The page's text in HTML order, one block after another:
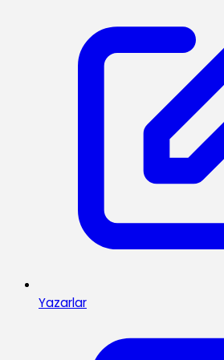
Yazarlar